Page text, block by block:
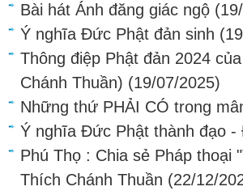
Bài hát Ánh đăng giác ngộ
Ý nghĩa Đức Phật đản sinh
Thông điệp Phật đản 2024
Chánh Thuần) (19/07/2025)
Những thứ PHẢI CÓ trong
Ý nghĩa Đức Phật thành đạo
Phú Thọ : Chia sẻ Pháp
Thích Chánh Thuần (22/12/